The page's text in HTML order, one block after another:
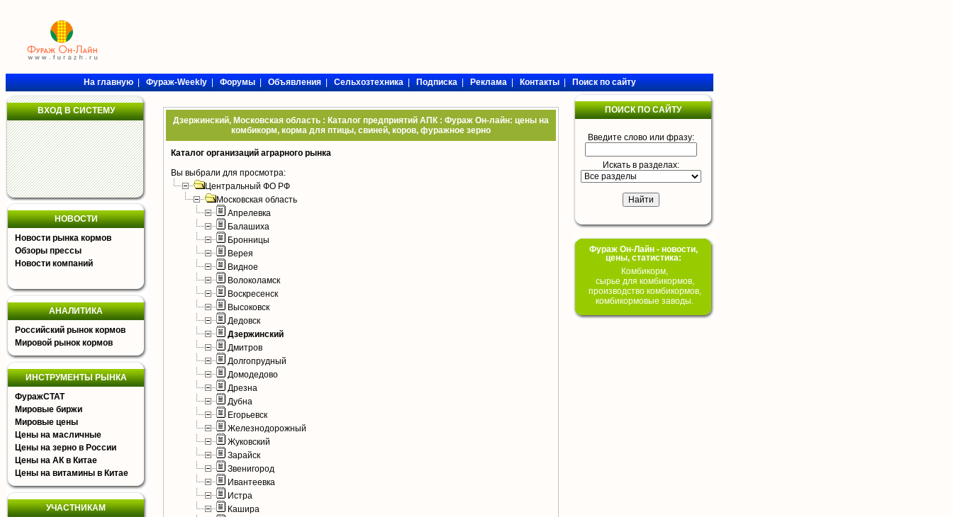
На главную|Фураж-Weekly|Форумы|Объявления|Сельхозтехника|Подписка|Реклама|Контакты|Поиск по сайту
ВХОД В СИСТЕМУ
НОВОСТИ
Новости рынка кормов
Обзоры прессы
Новости компаний
АНАЛИТИКА
Российский рынок кормов
Мировой рынок кормов
ИНСТРУМЕНТЫ РЫНКА
ФуражСТАТ
Мировые биржи
Мировые цены
Цены на масличные
Цены на зерно в России
Цены на АК в Китае
Цены на витамины в Китае
УЧАСТНИКАМ
Дзержинский, Московская область : Каталог предприятий АПК : Фураж Он-лайн: цены на
комбикорм, корма для птицы, свиней, коров, фуражное зерно
Каталог организаций аграрного рынка
Вы выбрали для просмотра:
Центральный ФО РФ
Московская область
Апрелевка
Балашиха
Бронницы
Верея
Видное
Волоколамск
Воскресенск
Высоковск
Дедовск
Дзержинский
Дмитров
Долгопрудный
Домодедово
Дрезна
Дубна
Егорьевск
Железнодорожный
Жуковский
Зарайск
Звенигород
Ивантеевка
Истра
Кашира
ПОИСК ПО САЙТУ
Введите слово или фразу:
Искать в разделах:
Фураж Он-Лайн - новости,
цены, статистика:
Комбикорм,
сырье для комбикормов,
производство комбикормов,
комбикормовые заводы.